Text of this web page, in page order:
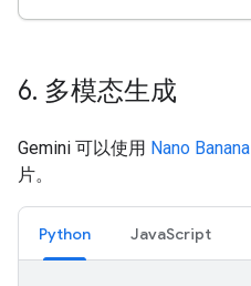
6. 多模态生成
Gemini 可以使用 Nano Banana
片。
Python JavaScript